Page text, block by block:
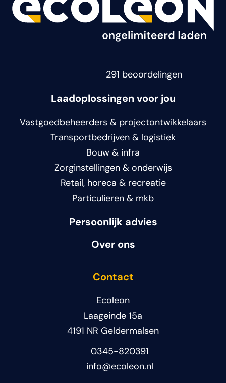
291 beoordelingen
Laadoplossingen voor jou
Vastgoedbeheerders & projectontwikkelaars
Transportbedrijven & logistiek
Bouw & infra
Zorginstellingen & onderwijs
Retail, horeca & recreatie
Particulieren & mkb
Persoonlijk advies
Over ons
Contact
Ecoleon
Laageinde 15a
4191 NR Geldermalsen
0345-820391
info@ecoleon.nl